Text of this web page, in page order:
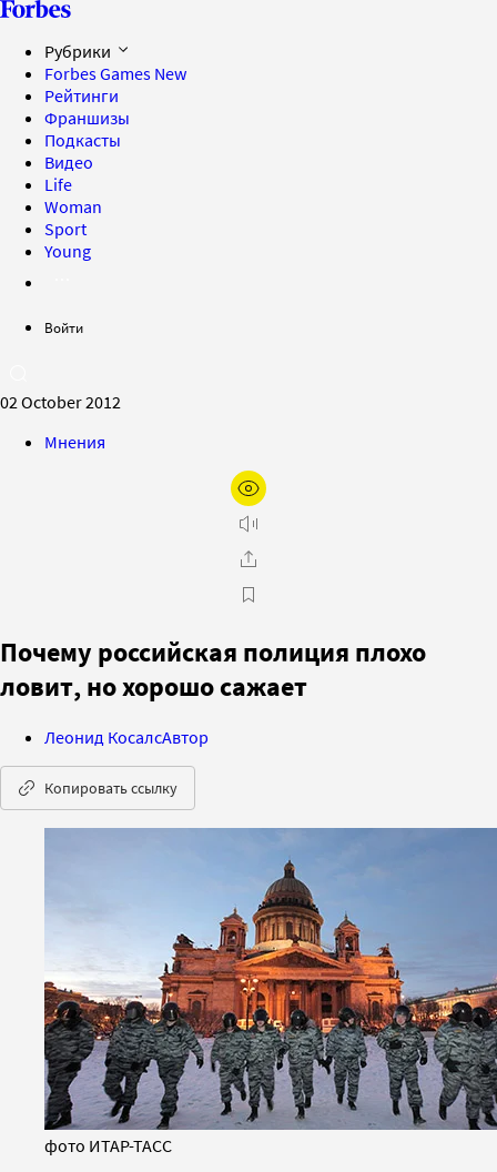
Рубрики
Forbes Games New
Рейтинги
Франшизы
Подкасты
Видео
Life
Woman
Sport
Young
Войти
02 October 2012
Мнения
Почему российская полиция плохо
ловит, но хорошо сажает
Леонид КосалсАвтор
Копировать ссылку
фото ИТАР-ТАСС